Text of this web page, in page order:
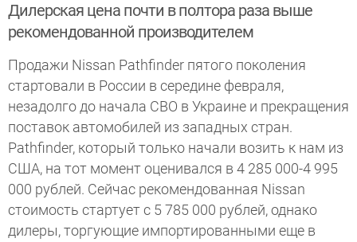
Дилерская цена почти в полтора раза выше
рекомендованной производителем
Продажи Nissan Pathfinder пятого поколения
стартовали в России в середине февраля,
незадолго до начала СВО в Украине и прекращения
поставок автомобилей из западных стран.
Pathfinder, который только начали возить к нам из
США, на тот момент оценивался в 4 285 000-4 995
000 рублей. Сейчас рекомендованная Nissan
стоимость стартует с 5 785 000 рублей, однако
дилеры, торгующие импортированными еще в